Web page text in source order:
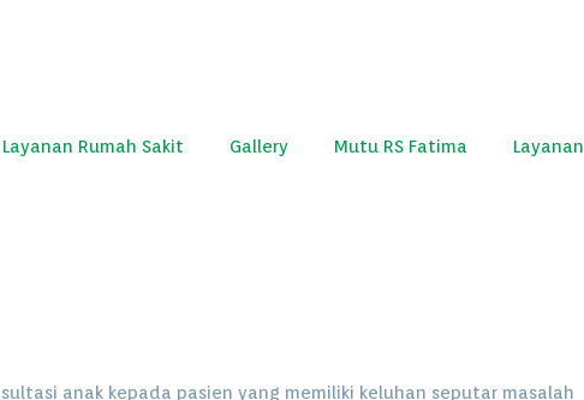
Layanan Rumah Sakit Gallery Mutu RS Fatima Layanan
anak kepada pasien yang memiliki keluhan seputar masalah